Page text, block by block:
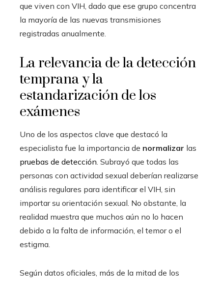
que viven con VIH, dado que ese grupo concentra
la mayoría de las nuevas transmisiones
registradas anualmente.
La relevancia de la detección
temprana y la
estandarización de los
exámenes
Uno de los aspectos clave que destacó la
especialista fue la importancia de normalizar las
pruebas de detección . Subrayó que todas las
personas con actividad sexual deberían realizarse
análisis regulares para identificar el VIH, sin
importar su orientación sexual. No obstante, la
realidad muestra que muchos aún no lo hacen
debido a la falta de información, el temor o el
estigma.
Según datos oficiales, más de la mitad de los